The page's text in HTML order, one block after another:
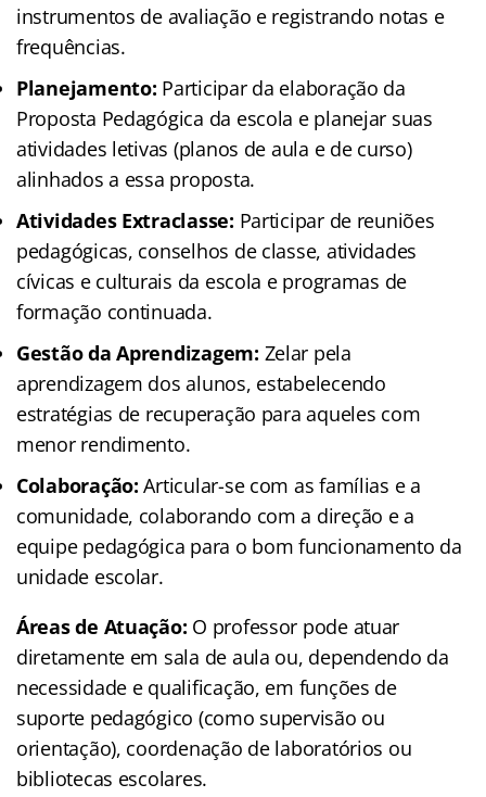
instrumentos de avaliação e registrando notas e
frequências.
Planejamento: Participar da elaboração da
Proposta Pedagógica da escola e planejar suas
atividades letivas (planos de aula e de curso)
alinhados a essa proposta.
Atividades Extraclasse: Participar de reuniões
pedagógicas, conselhos de classe, atividades
cívicas e culturais da escola e programas de
formação continuada.
Gestão da Aprendizagem: Zelar pela
aprendizagem dos alunos, estabelecendo
estratégias de recuperação para aqueles com
menor rendimento.
Colaboração: Articular-se com as famílias e a
comunidade, colaborando com a direção e a
equipe pedagógica para o bom funcionamento da
unidade escolar.
Áreas de Atuação: O professor pode atuar
diretamente em sala de aula ou, dependendo da
necessidade e qualificação, em funções de
suporte pedagógico (como supervisão ou
orientação), coordenação de laboratórios ou
bibliotecas escolares.